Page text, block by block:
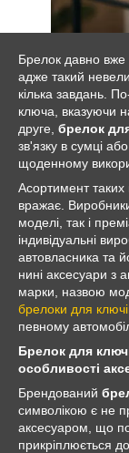
Брелок давно вже
адже такий
кілька завдань.
ключа, вказуючи
друге, брелок
зв'язку в сумці
щоденному
Асортимент таких
вражає.
моделі, так і
індивідуальні
автовласника та
нині аксесуари з
марки, назвою
брелоки для
певному
Брелок для
особливості
Брендований
символікою є не
аксесуаром, що
прикріплюється